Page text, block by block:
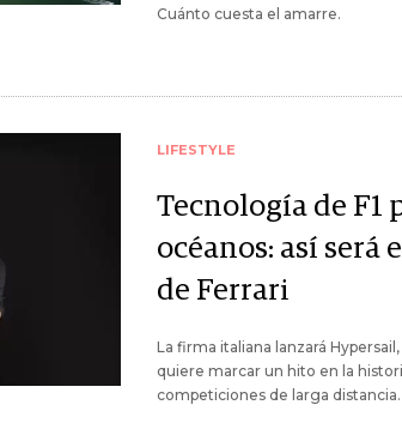
Cuánto cuesta el amarre.
LIFESTYLE
Tecnología de F1
océanos: así será
de Ferrari
La firma italiana lanzará
quiere marcar un hito en la
competiciones de larga distancia.